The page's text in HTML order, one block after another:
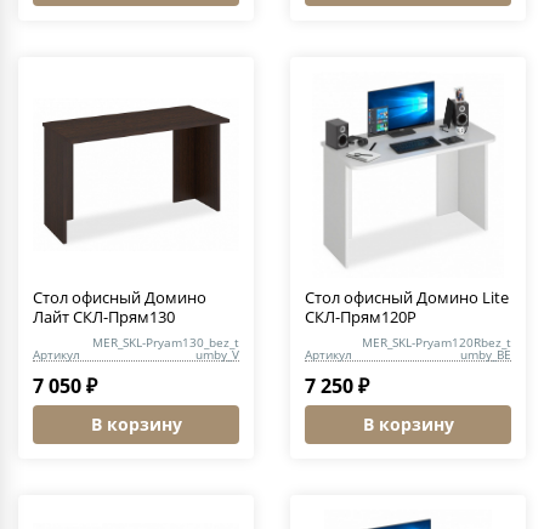
Стол офисный Домино
Лайт СКЛ-Прям130
Артикул
MER_SKL-Pryam130_bez_t
umby_V
7 050 ₽
В корзину
Стол офисный Домино Lite
СКЛ-Прям120Р
Артикул
MER_SKL-Pryam120Rbez_t
umby_BE
7 250 ₽
В корзину